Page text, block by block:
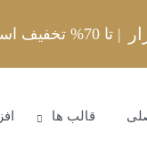
| تا 70% تخفیف استثنایی
قالب ها